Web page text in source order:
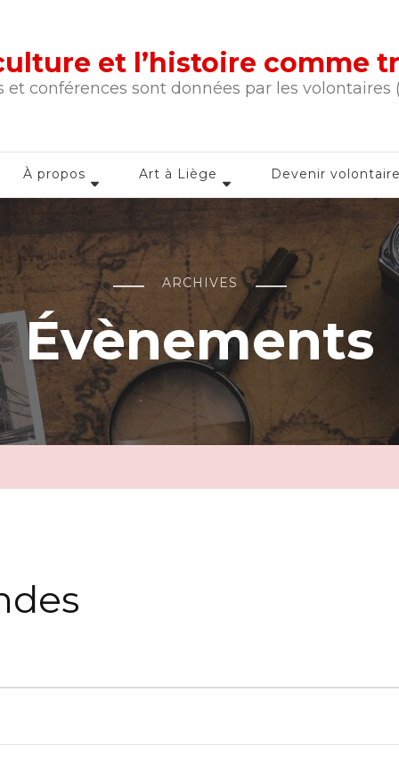
et l’histoire comme
et conférences sont données par les volontaires
À propos Art à Liège Devenir volontaire
ARCHIVES
Évènements